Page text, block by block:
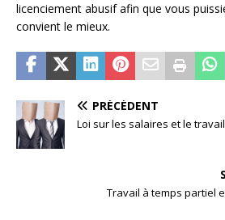
licenciement abusif afin que vous
convient le mieux.
PRÉCÉDENT
Loi sur les salaires et le travail
Travail à temps partiel